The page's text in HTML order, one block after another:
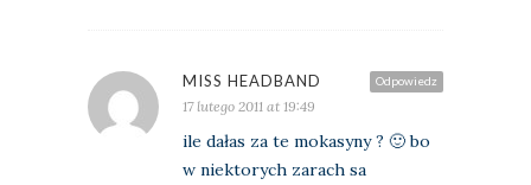
Odpowiedz
MISS HEADBAND
17 lutego 2011 at 19:49
ile dałas za te mokasyny ? 🙂 bo
w niektorych zarach sa